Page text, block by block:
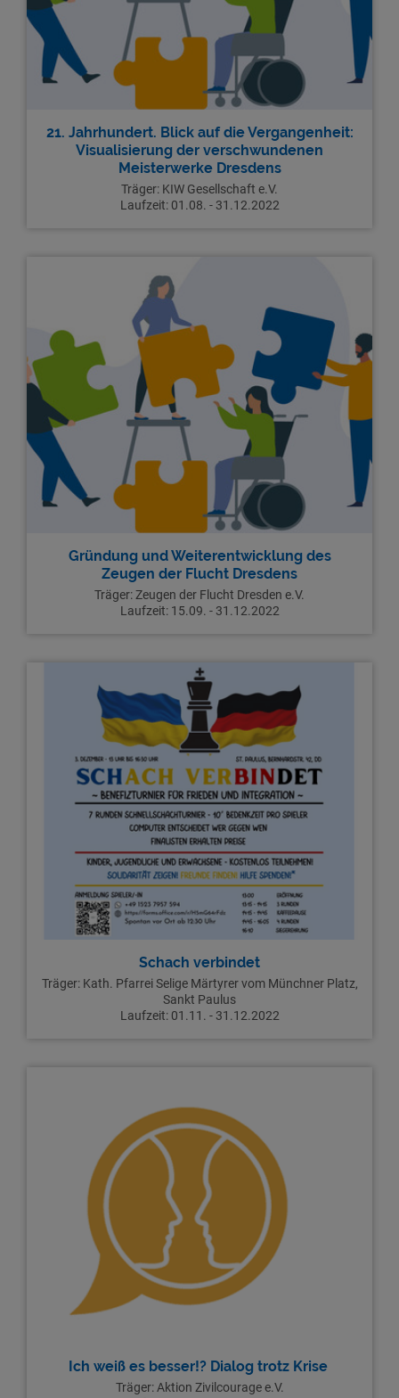
21. Jahrhundert. Blick auf die Vergangenheit:
Visualisierung der verschwundenen
Meisterwerke Dresdens
Träger: KIW Gesellschaft e.V.
Laufzeit: 01.08. - 31.12.2022
Gründung und Weiterentwicklung des
Zeugen der Flucht Dresdens
Träger: Zeugen der Flucht Dresden e.V.
Laufzeit: 15.09. - 31.12.2022
Schach verbindet
Träger: Kath. Pfarrei Selige Märtyrer vom Münchner Platz,
Sankt Paulus
Laufzeit: 01.11. - 31.12.2022
Ich weiß es besser!? Dialog trotz Krise
Träger: Aktion Zivilcourage e.V.